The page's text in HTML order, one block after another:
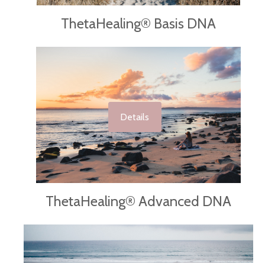
ThetaHealing® Basis DNA
Details
ThetaHealing® Advanced DNA